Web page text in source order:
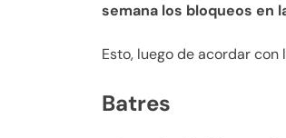
semana los bloqueos en
Esto, luego de acordar
Batres